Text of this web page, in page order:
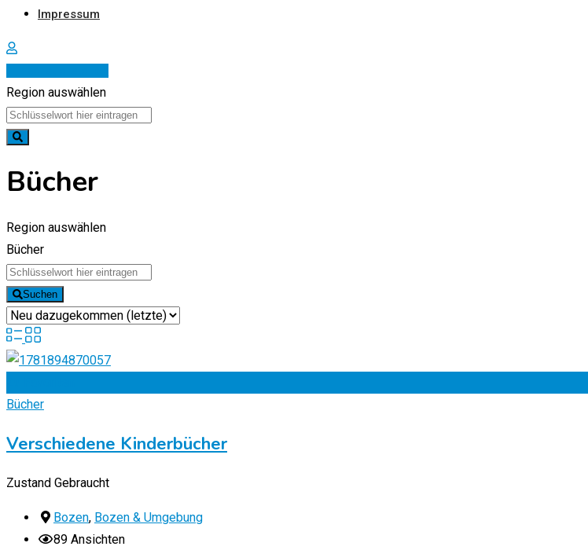
Impressum
Region auswählen
Bücher
Region auswählen
Bücher
Suchen
Bücher
Verschiedene Kinderbücher
Zustand Gebraucht
Bozen, Bozen & Umgebung
89 Ansichten